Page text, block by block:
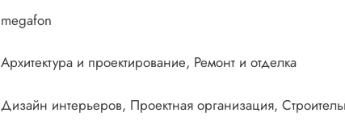
megafon
Архитектура и проектирование, Ремонт и отделка
Дизайн интерьеров, Проектная организация,